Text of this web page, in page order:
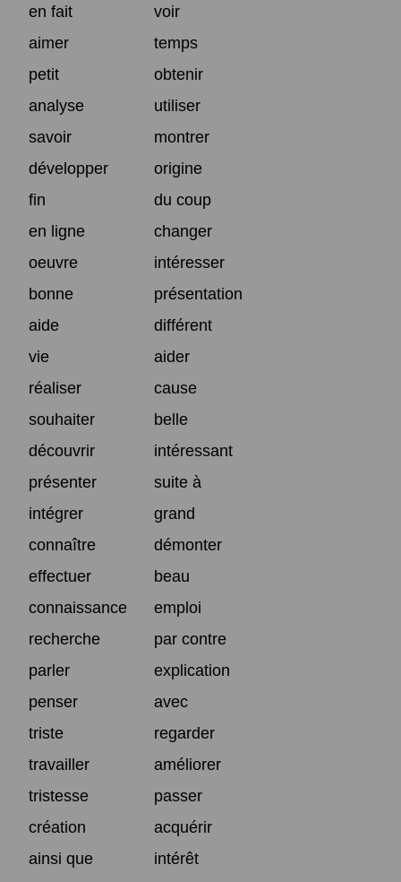
en fait
voir
aimer
temps
petit
obtenir
analyse
utiliser
savoir
montrer
développer
origine
fin
du coup
en ligne
changer
oeuvre
intéresser
bonne
présentation
aide
différent
vie
aider
réaliser
cause
souhaiter
belle
découvrir
intéressant
présenter
suite à
intégrer
grand
connaître
démonter
effectuer
beau
connaissance
emploi
recherche
par contre
parler
explication
penser
avec
triste
regarder
travailler
améliorer
tristesse
passer
création
acquérir
ainsi que
intérêt